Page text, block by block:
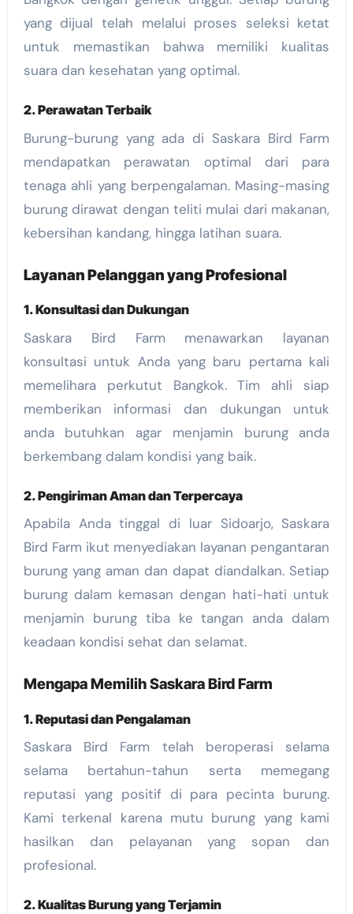
yang dijual telah melalui proses seleksi ketat
untuk memastikan bahwa memiliki kualitas
suara dan kesehatan yang optimal.
2. Perawatan Terbaik
Burung-burung yang ada di Saskara Bird Farm
mendapatkan perawatan optimal dari para
tenaga ahli yang berpengalaman. Masing-masing
burung dirawat dengan teliti mulai dari makanan,
kebersihan kandang, hingga latihan suara.
Layanan Pelanggan yang Profesional
1. Konsultasi dan Dukungan
Saskara Bird Farm menawarkan layanan
konsultasi untuk Anda yang baru pertama kali
memelihara perkutut Bangkok. Tim ahli siap
memberikan informasi dan dukungan untuk
anda butuhkan agar menjamin burung anda
berkembang dalam kondisi yang baik.
2. Pengiriman Aman dan Terpercaya
Apabila Anda tinggal di luar Sidoarjo, Saskara
Bird Farm ikut menyediakan layanan pengantaran
burung yang aman dan dapat diandalkan. Setiap
burung dalam kemasan dengan hati-hati untuk
menjamin burung tiba ke tangan anda dalam
keadaan kondisi sehat dan selamat.
Mengapa Memilih Saskara Bird Farm
1. Reputasi dan Pengalaman
Saskara Bird Farm telah beroperasi selama
selama bertahun-tahun serta memegang
reputasi yang positif di para pecinta burung.
Kami terkenal karena mutu burung yang kami
hasilkan dan pelayanan yang sopan dan
profesional.
2. Kualitas Burung yang Terjamin